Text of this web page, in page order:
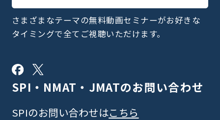
さまざまなテーマの無料動画セミナーがお好きな
タイミングで全てご視聴いただけます。
SPI・NMAT・JMATのお問い合わせ
SPIのお問い合わせはこちら